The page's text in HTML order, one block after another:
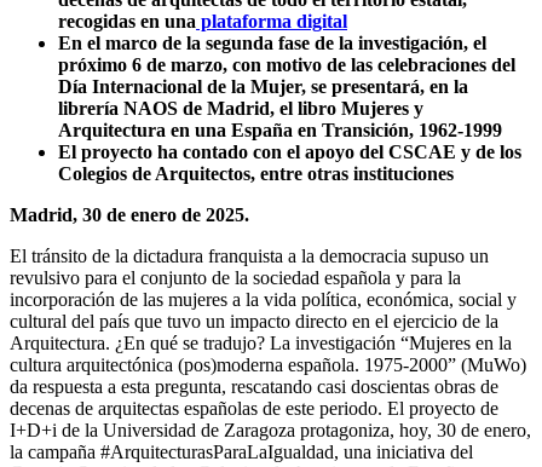
recogidas en una plataforma digital
En el marco de la segunda fase de la investigación, el
próximo 6 de marzo, con motivo de las celebraciones del
Día Internacional de la Mujer, se presentará, en la
librería NAOS de Madrid, el libro Mujeres y
Arquitectura en una España en Transición, 1962-1999
El proyecto ha contado con el apoyo del CSCAE y de los
Colegios de Arquitectos, entre otras instituciones
Madrid, 30 de enero de 2025.
El tránsito de la dictadura franquista a la democracia supuso un
revulsivo para el conjunto de la sociedad española y para la
incorporación de las mujeres a la vida política, económica, social y
cultural del país que tuvo un impacto directo en el ejercicio de la
Arquitectura. ¿En qué se tradujo? La investigación “Mujeres en la
cultura arquitectónica (pos)moderna española. 1975-2000” (MuWo)
da respuesta a esta pregunta, rescatando casi doscientas obras de
decenas de arquitectas españolas de este periodo. El proyecto de
I+D+i de la Universidad de Zaragoza protagoniza, hoy, 30 de enero,
la campaña #ArquitecturasParaLaIgualdad, una iniciativa del